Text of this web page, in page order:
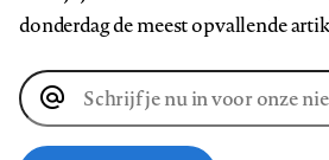
donderdag de meest opvallende
E-
mailadres